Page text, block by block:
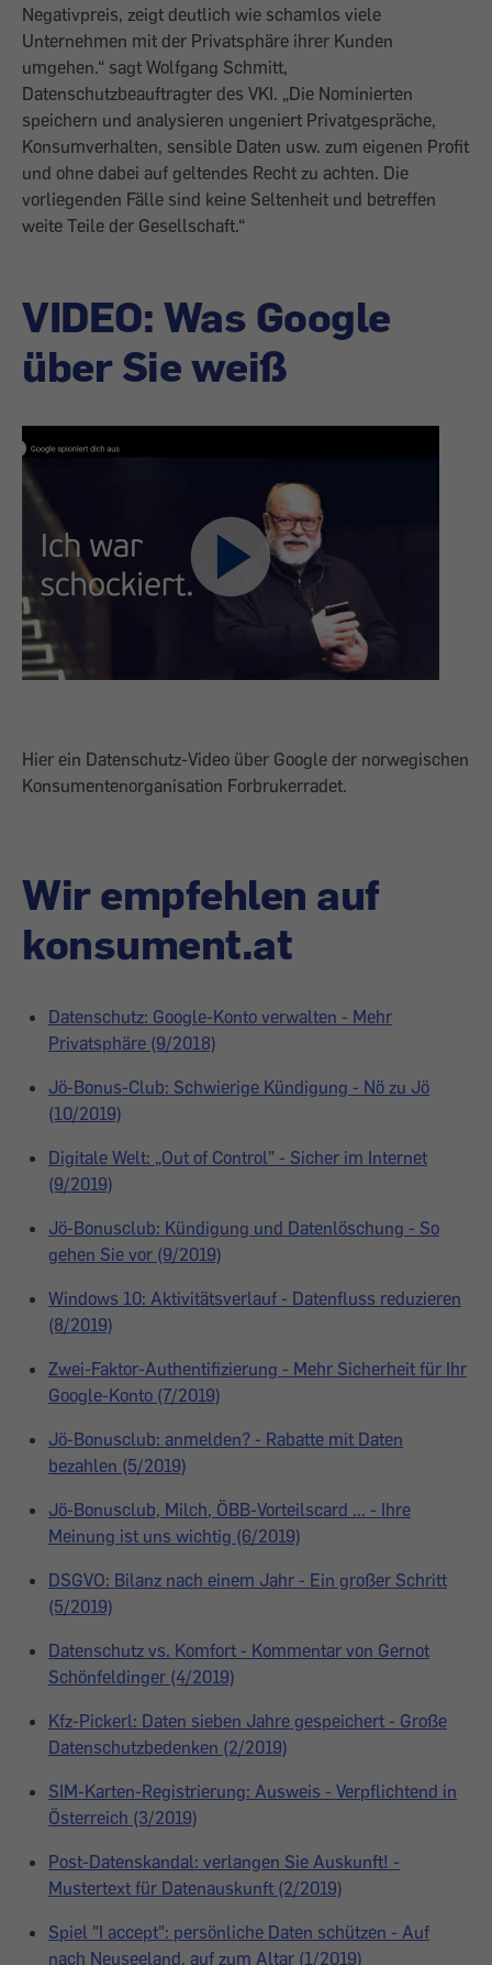
Negativpreis, zeigt deutlich wie schamlos viele
Unternehmen mit der Privatsphäre ihrer Kunden
umgehen.“ sagt Wolfgang Schmitt,
Datenschutzbeauftragter des VKI. „Die Nominierten
speichern und analysieren ungeniert Privatgespräche,
Konsumverhalten, sensible Daten usw. zum eigenen Profit
und ohne dabei auf geltendes Recht zu achten. Die
vorliegenden Fälle sind keine Seltenheit und betreffen
weite Teile der Gesellschaft.“
VIDEO: Was Google
über Sie weiß
Hier ein Datenschutz-Video über Google der norwegischen
Konsumentenorganisation Forbrukerradet.
Wir empfehlen auf
konsument.at
Datenschutz: Google-Konto verwalten - Mehr
Privatsphäre (9/2018)
Jö-Bonus-Club: Schwierige Kündigung - Nö zu Jö
(10/2019)
Digitale Welt: „Out of Control” - Sicher im Internet
(9/2019)
Jö-Bonusclub: Kündigung und Datenlöschung - So
gehen Sie vor (9/2019)
Windows 10: Aktivitätsverlauf - Datenfluss reduzieren
(8/2019)
Zwei-Faktor-Authentifizierung - Mehr Sicherheit für Ihr
Google-Konto (7/2019)
Jö-Bonusclub: anmelden? - Rabatte mit Daten
bezahlen (5/2019)
Jö-Bonusclub, Milch, ÖBB-Vorteilscard ... - Ihre
Meinung ist uns wichtig (6/2019)
DSGVO: Bilanz nach einem Jahr - Ein großer Schritt
(5/2019)
Datenschutz vs. Komfort - Kommentar von Gernot
Schönfeldinger (4/2019)
Kfz-Pickerl: Daten sieben Jahre gespeichert - Große
Datenschutzbedenken (2/2019)
SIM-Karten-Registrierung: Ausweis - Verpflichtend in
Österreich (3/2019)
Post-Datenskandal: verlangen Sie Auskunft! -
Mustertext für Datenauskunft (2/2019)
Spiel "I accept": persönliche Daten schützen - Auf
nach Neuseeland, auf zum Altar (1/2019)